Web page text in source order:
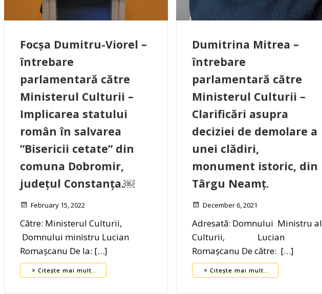
Focșa Dumitru-Viorel –
întrebare
parlamentară către
Ministerul Culturii –
Implicarea statului
român în salvarea
”Bisericii cetate” din
comuna Dobromir,
județul Constanța.￼
February 15, 2022
Către: Ministerul Culturii,
Domnului ministru Lucian
Romașcanu De la: […]
Citește mai mult..
Dumitrina Mitrea –
întrebare
parlamentară către
Ministerul Culturii –
Clarificări asupra
deciziei de demolare a
unei clădiri,
monument istoric, din
Târgu Neamț.
December 6, 2021
Adresată: Domnului Ministru al
Culturii, Lucian
Romașcanu De către: […]
Citește mai mult..